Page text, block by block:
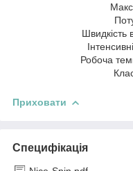
Швидкість
Робоча
Приховати
Специфікація